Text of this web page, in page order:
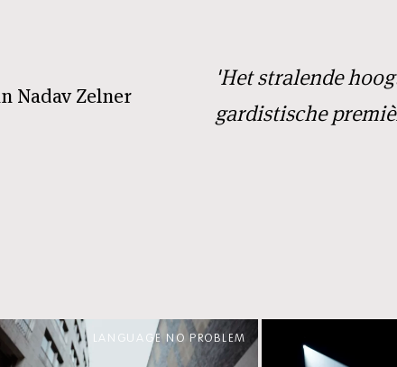
Nadav Zelner
'Het stralende
gardistische
LANGUAGE NO PROBLEM